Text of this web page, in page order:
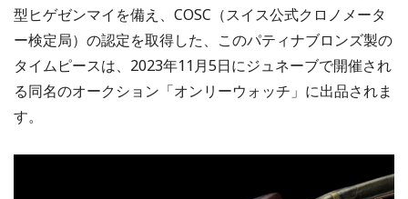
型ヒゲゼンマイを備え、COSC（スイス公式クロノメータ
ー検定局）の認定を取得した、このパティナブロンズ製の
タイムピースは、2023年11月5日にジュネーブで開催され
る同名のオークション「オンリーウォッチ」に出品されま
す。